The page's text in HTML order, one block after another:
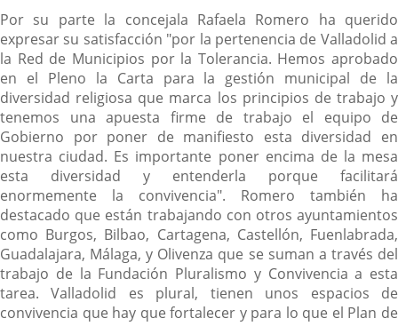
Por su parte la concejala Rafaela Romero ha querido
expresar su satisfacción "por la pertenencia de Valladolid a
la Red de Municipios por la Tolerancia. Hemos aprobado
en el Pleno la Carta para la gestión municipal de la
diversidad religiosa que marca los principios de trabajo y
tenemos una apuesta firme de trabajo el equipo de
Gobierno por poner de manifiesto esta diversidad en
nuestra ciudad. Es importante poner encima de la mesa
esta diversidad y entenderla porque facilitará
enormemente la convivencia". Romero también ha
destacado que están trabajando con otros ayuntamientos
como Burgos, Bilbao, Cartagena, Castellón, Fuenlabrada,
Guadalajara, Málaga, y Olivenza que se suman a través del
trabajo de la Fundación Pluralismo y Convivencia a esta
tarea. Valladolid es plural, tienen unos espacios de
convivencia que hay que fortalecer y para lo que el Plan de